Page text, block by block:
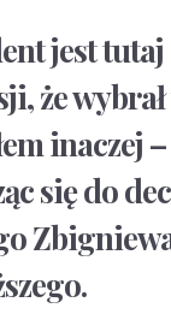
jest
że
inaczej
się do